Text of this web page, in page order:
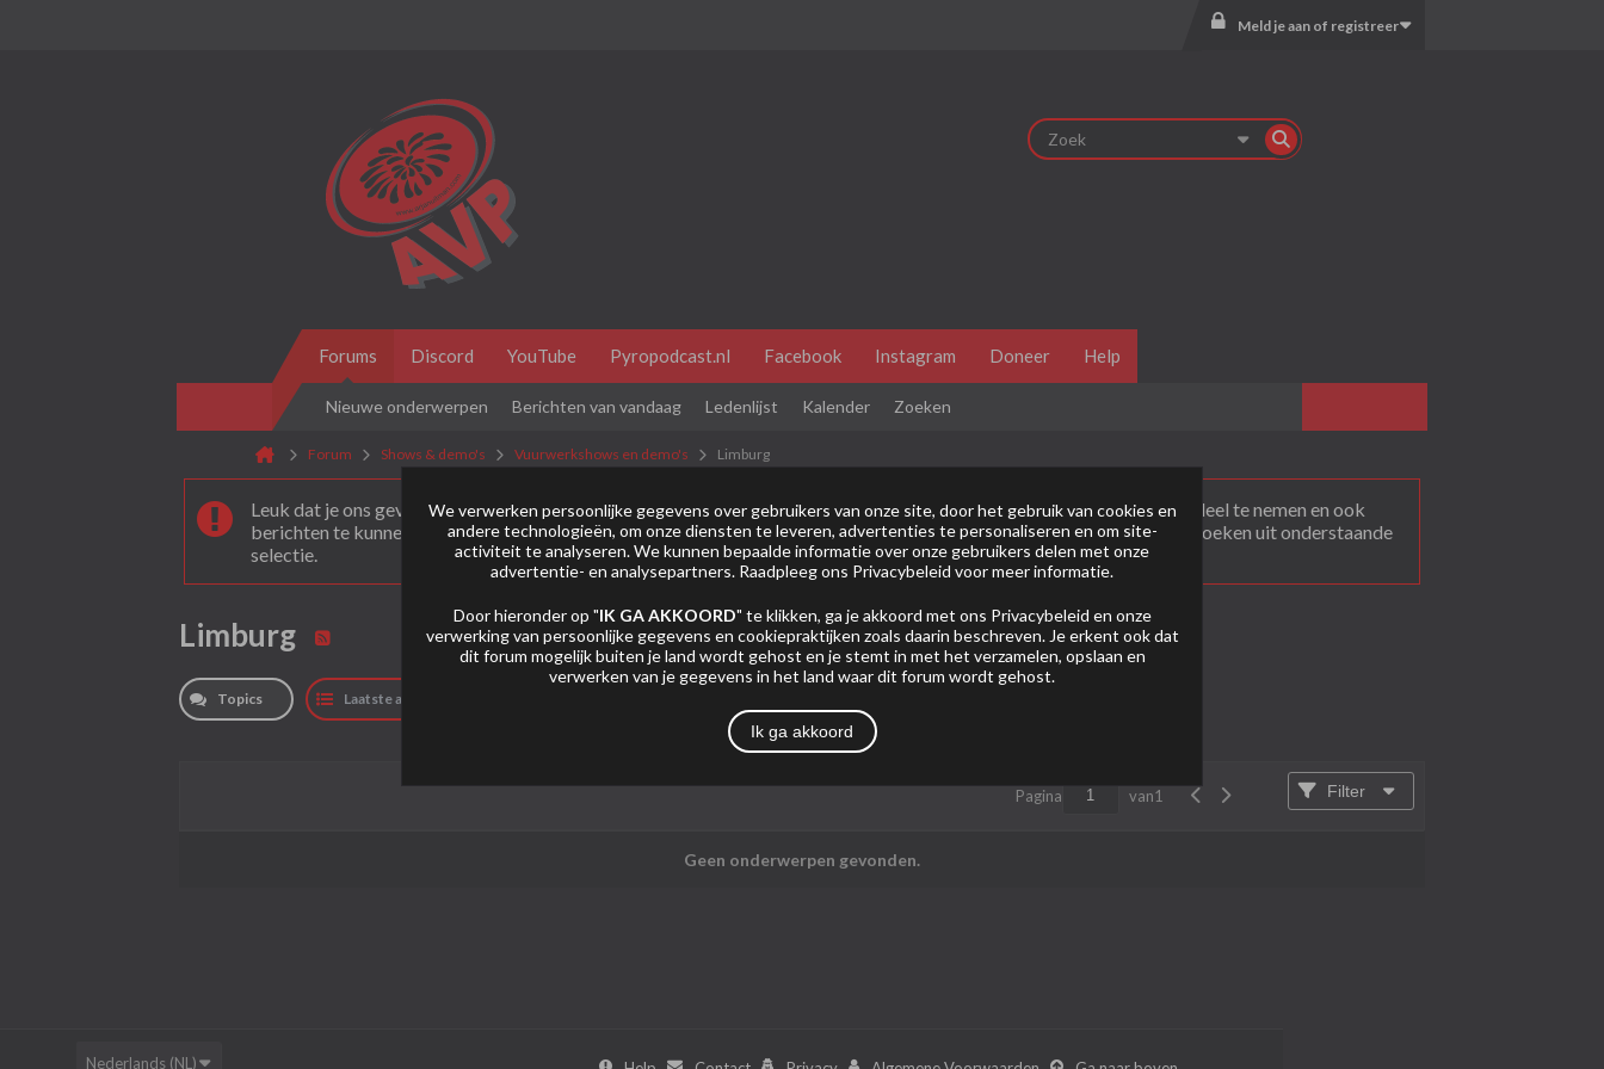
Meld je aan of registreer
Forums Discord YouTube Pyropodcast.nl Facebook Instagram Doneer Help
Nieuwe onderwerpen Berichten van vandaag Ledenlijst Kalender Zoeken
Forum Shows & demo's Vuurwerkshows en demo's Limburg
Leuk dat je ons gevonden hebt! Als dit je eerste bezoek is bekijk dan eerst even deveel gestelde vragen. Om actief deel te nemen en ook
berichten te kunnen plaatsen moet je je eerst registeren. Om berichten te bekijken, selecteer het forum dat je wil bezoeken uit onderstaande
selectie.
Limburg
Topics Laatste activiteit
Pagina van1 Filter
Geen onderwerpen gevonden.
Nederlands (NL)
We verwerken persoonlijke gegevens over gebruikers van onze site, door het gebruik van cookies en
andere technologieën, om onze diensten te leveren, advertenties te personaliseren en om site-
activiteit te analyseren. We kunnen bepaalde informatie over onze gebruikers delen met onze
advertentie- en analysepartners. Raadpleeg ons Privacybeleid voor meer informatie.
Door hieronder op "IK GA AKKOORD" te klikken, ga je akkoord met ons Privacybeleid en onze
verwerking van persoonlijke gegevens en cookiepraktijken zoals daarin beschreven. Je erkent ook dat
dit forum mogelijk buiten je land wordt gehost en je stemt in met het verzamelen, opslaan en
verwerken van je gegevens in het land waar dit forum wordt gehost.
Ik ga akkoord